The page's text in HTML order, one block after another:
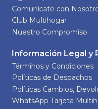
Comunícate con
Club Multihogar
Nuestro Compromiso
Información Legal y
Términos y Condiciones
Políticas de Despachos
Políticas Cambios,
WhatsApp Tarjeta